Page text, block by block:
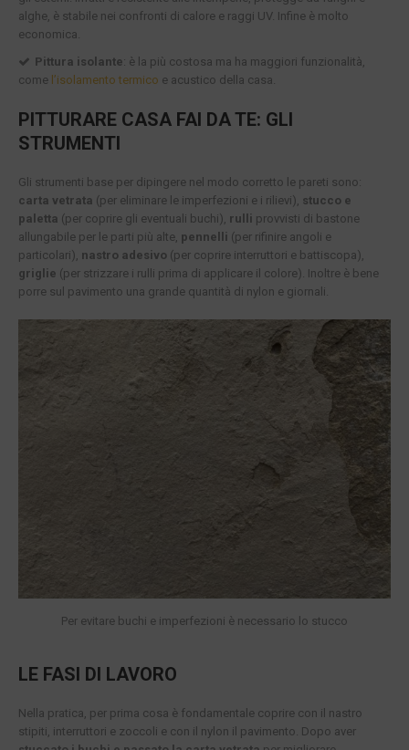
alghe, è stabile nei confronti di calore e raggi UV. Infine è molto
economica.
Pittura isolante: è la più costosa ma ha maggiori funzionalità,
come l’isolamento termico e acustico della casa.
PITTURARE CASA FAI DA TE: GLI
STRUMENTI
Gli strumenti base per dipingere nel modo corretto le pareti sono:
carta vetrata (per eliminare le imperfezioni e i rilievi), stucco e
paletta (per coprire gli eventuali buchi), rulli provvisti di bastone
allungabile per le parti più alte, pennelli (per rifinire angoli e
particolari), nastro adesivo (per coprire interruttori e battiscopa),
griglie (per strizzare i rulli prima di applicare il colore). Inoltre è bene
porre sul pavimento una grande quantità di nylon e giornali.
Per evitare buchi e imperfezioni è necessario lo stucco
LE FASI DI LAVORO
Nella pratica, per prima cosa è fondamentale coprire con il nastro
stipiti, interruttori e zoccoli e con il nylon il pavimento. Dopo aver